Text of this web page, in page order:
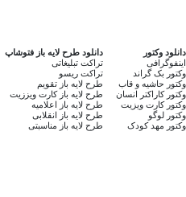
دانلود وکتور
اینفوگرافی
وکتور بک گراند
وکتور حاشیه و قاب
وکتور کاراکتر انسان
وکتور کارت ویزیت
وکتور لوگو
وکتور مهد کودک
دانلود طرح لایه باز فتوشاپ
تراکت تبلیغاتی
تراکت ریسو
طرح لایه باز تقویم
طرح لایه باز کارت ویززیت
طرح لایه باز اعلامیه
طرح لایه باز انقلابی
طرح لایه باز مناسبتی